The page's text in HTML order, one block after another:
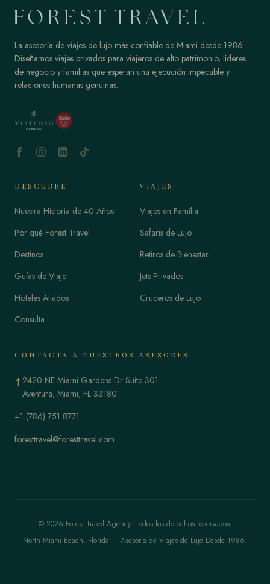
La asesoría de viajes de lujo más confiable de Miami desde 1986.
Diseñamos viajes privados para viajeros de alto patrimonio, líderes
de negocio y familias que esperan una ejecución impecable y
relaciones humanas genuinas.
DESCUBRE
Nuestra Historia de 40 Años
Por qué Forest Travel
Destinos
Guías de Viaje
Hoteles Aliados
Consulta
VIAJES
Viajes en Familia
Safaris de Lujo
Retiros de Bienestar
Jets Privados
Cruceros de Lujo
CONTACTA A NUESTROS ASESORES
↑2420 NE Miami Gardens Dr Suite 301
Aventura, Miami, FL 33180
+1 (786) 751 8771
foresttravel@foresttravel.com
© 2026 Forest Travel Agency. Todos los derechos reservados.
North Miami Beach, Florida — Asesoría de Viajes de Lujo Desde 1986.